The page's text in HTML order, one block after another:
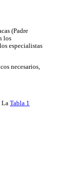
(Padre
los
especialistas
necesarios,
La Tabla 1